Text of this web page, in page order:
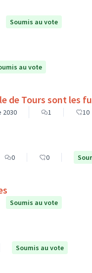
Soumis au vote
au vote
Les élèves du collège
2030 1 10
0 0
Soumis au vote
Soumis au vote